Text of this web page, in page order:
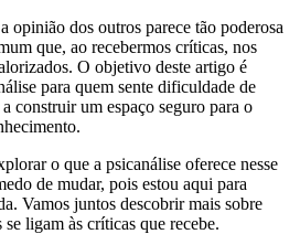
opinião dos outros parece tão poderosa
que, ao recebermos críticas, nos
O objetivo deste artigo é
para quem sente dificuldade de
construir um espaço seguro para o
o que a psicanálise oferece nesse
de mudar, pois estou aqui para
Vamos juntos descobrir mais sobre
ligam às críticas que recebe.